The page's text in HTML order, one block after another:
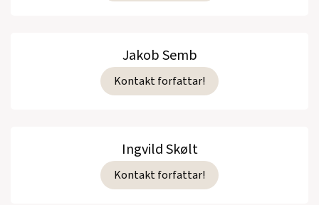
Jakob Semb
Kontakt forfattar!
Ingvild Skølt
Kontakt forfattar!